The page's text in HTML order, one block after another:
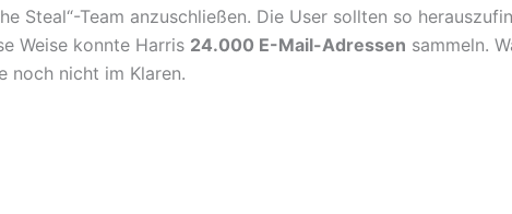
Steal“-Team anzuschließen. Die User sollten so
Weise konnte Harris 24.000 E-Mail-Adressen sammeln.
noch nicht im Klaren.